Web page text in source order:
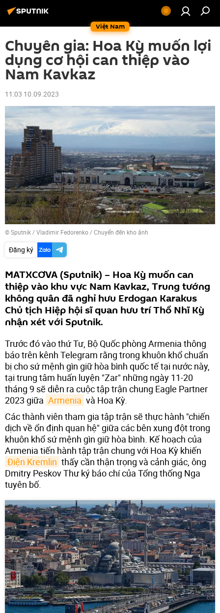
Việt Nam
Chuyên gia: Hoa Kỳ muốn lợi
dụng cơ hội can thiệp vào
Nam Kavkaz
11:03 10.09.2023
© Sputnik / Vladimir Fedorenko/Chuyển đến kho ảnh
Đăng ký
MATXCƠVA (Sputnik) – Hoa Kỳ muốn can
thiệp vào khu vực Nam Kavkaz, Trung tướng
không quân đã nghỉ hưu Erdogan Karakus
Chủ tịch Hiệp hội sĩ quan hưu trí Thổ Nhĩ Kỳ
nhận xét với Sputnik.
Trước đó vào thứ Tư, Bộ Quốc phòng Armenia thông
báo trên kênh Telegram rằng trong khuôn khổ chuẩn
bị cho sứ mệnh gìn giữ hòa bình quốc tế tại nước này,
tại trung tâm huấn luyện "Zar" những ngày 11-20
tháng 9 sẽ diễn ra cuộc tập trận chung Eagle Partner
2023 giữa Armenia và Hoa Kỳ.
Các thành viên tham gia tập trận sẽ thực hành "chiến
dịch về ổn định quan hệ" giữa các bên xung đột trong
khuôn khổ sứ mệnh gìn giữ hòa bình. Kế hoạch của
Armenia tiến hành tập trận chung với Hoa Kỳ khiến
Điện Kremlin thấy cần thận trọng và cảnh giác, ông
Dmitry Peskov Thư ký báo chí của Tổng thống Nga
tuyên bố.